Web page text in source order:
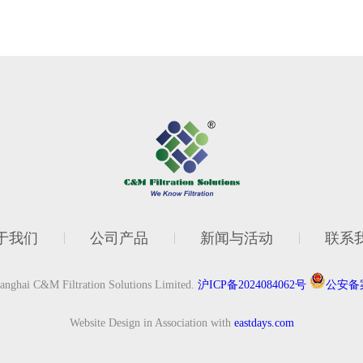
我们 公司产品 新闻与活动 联系
C&M Filtration Solutions Limited. 沪ICP备2024084062号 公安备
Website Design in Association with eastdays.com